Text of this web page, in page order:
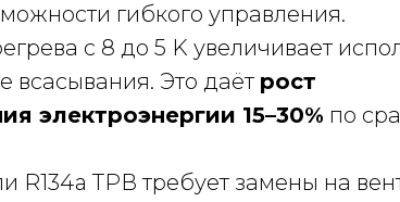
гибкого управления.
с 8 до 5 K увеличивает
всасывания. Это даёт рост
электроэнергии 15–30% по
R134a ТРВ требует замены на